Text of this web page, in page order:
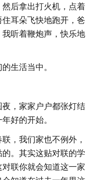
后拿出打火机，点着
耳朵飞快地跑开，爸
听着鞭炮声，快乐地
生活当中。
，家家户户都张灯结
好的开始。
，我们家也不例外，
。其实这贴对联的学
联你就会知道这一家